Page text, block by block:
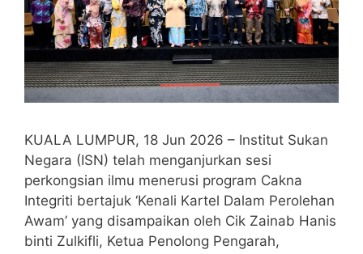
KUALA LUMPUR, 18 Jun 2026 – Institut Sukan
Negara (ISN) telah menganjurkan sesi
perkongsian ilmu menerusi program Cakna
Integriti bertajuk ‘Kenali Kartel Dalam Perolehan
Awam’ yang disampaikan oleh Cik Zainab Hanis
binti Zulkifli, Ketua Penolong Pengarah,